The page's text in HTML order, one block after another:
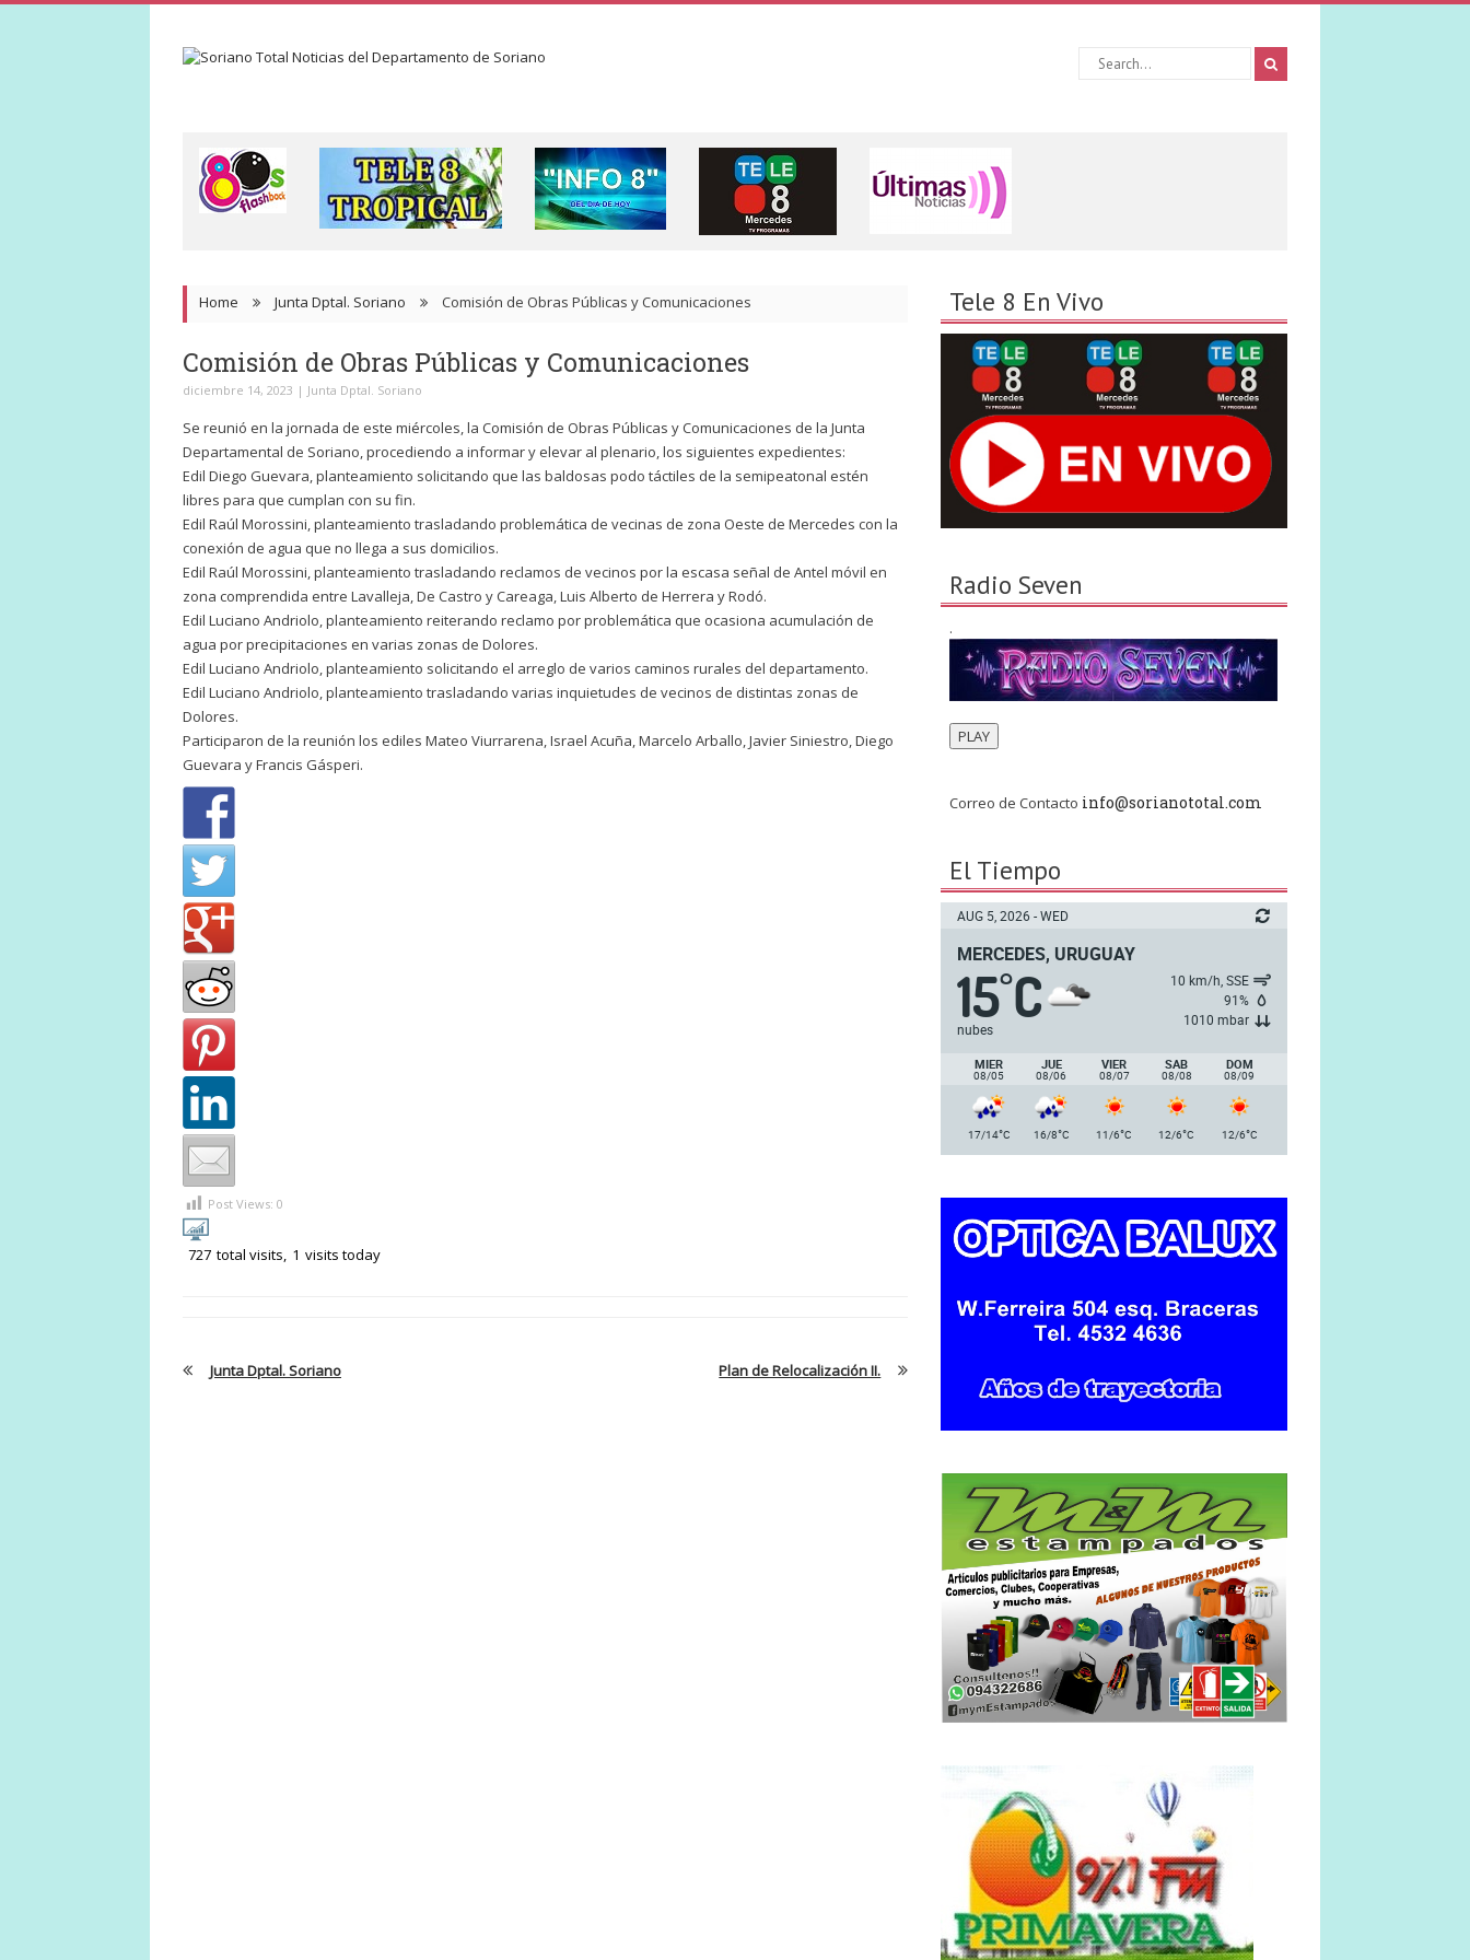
Tele 8 En Vivo
Radio Seven
.
PLAY
Correo de Contacto info@sorianototal.com
El Tiempo
AUG 5, 2026 - WED
MERCEDES, URUGUAY
15°C
nubes
10 km/h, SSE
91%
1010 mbar
MIER
08/05
JUE
08/06
VIER
08/07
SAB
08/08
DOM
08/09
17/14°C 16/8°C 11/6°C 12/6°C 12/6°C
Home Junta Dptal. Soriano Comisión de Obras Públicas y Comunicaciones
Comisión de Obras Públicas y Comunicaciones
diciembre 14, 2023 | Junta Dptal. Soriano
Se reunió en la jornada de este miércoles, la Comisión de Obras Públicas y Comunicaciones de la Junta
Departamental de Soriano, procediendo a informar y elevar al plenario, los siguientes expedientes:
Edil Diego Guevara, planteamiento solicitando que las baldosas podo táctiles de la semipeatonal estén
libres para que cumplan con su fin.
Edil Raúl Morossini, planteamiento trasladando problemática de vecinas de zona Oeste de Mercedes con la
conexión de agua que no llega a sus domicilios.
Edil Raúl Morossini, planteamiento trasladando reclamos de vecinos por la escasa señal de Antel móvil en
zona comprendida entre Lavalleja, De Castro y Careaga, Luis Alberto de Herrera y Rodó.
Edil Luciano Andriolo, planteamiento reiterando reclamo por problemática que ocasiona acumulación de
agua por precipitaciones en varias zonas de Dolores.
Edil Luciano Andriolo, planteamiento solicitando el arreglo de varios caminos rurales del departamento.
Edil Luciano Andriolo, planteamiento trasladando varias inquietudes de vecinos de distintas zonas de
Dolores.
Participaron de la reunión los ediles Mateo Viurrarena, Israel Acuña, Marcelo Arballo, Javier Siniestro, Diego
Guevara y Francis Gásperi.
Post Views: 0
727 total visits, 1 visits today
Junta Dptal. Soriano Plan de Relocalización II.